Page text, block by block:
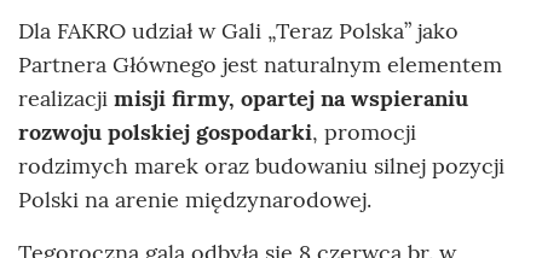
Dla FAKRO udział w Gali „Teraz Polska” jako
Partnera Głównego jest naturalnym elementem
realizacji misji firmy, opartej na wspieraniu
rozwoju polskiej gospodarki, promocji
rodzimych marek oraz budowaniu silnej pozycji
Polski na arenie międzynarodowej.